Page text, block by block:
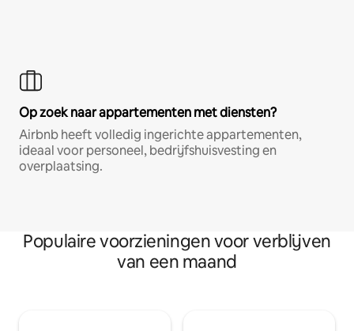
Op zoek naar appartementen met diensten?
Airbnb heeft volledig ingerichte appartementen,
ideaal voor personeel, bedrijfshuisvesting en
overplaatsing.
Populaire voorzieningen voor verblijven
van een maand